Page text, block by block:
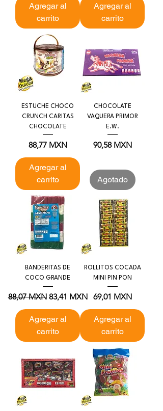
Agregar al
carrito
Agregar al
carrito
ESTUCHE CHOCO
CRUNCH CARITAS
CHOCOLATE
Precio
88,77 MXN
Agregar al
carrito
CHOCOLATE
VAQUERA PRIMOR
E.W.
Precio
90,58 MXN
Agotado
BANDERITAS DE
COCO GRANDE
Precio
88,07 MXN Precio de oferta
83,41 MXN
Agregar al
carrito
ROLLITOS COCADA
MINI PIN PON
Precio
69,01 MXN
Agregar al
carrito